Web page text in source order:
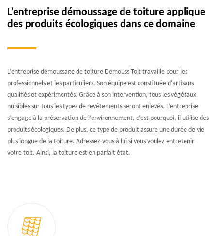
L’entreprise démoussage de toiture applique
des produits écologiques dans ce domaine
L’entreprise démoussage de toiture Demouss'Toit travaille pour les
professionnels et les particuliers. Son équipe est constituée d'artisans
qualifiés et expérimentés. Grâce à son intervention, tous les végétaux
nuisibles sur tous les types de revêtements seront enlevés. L’entreprise
s’engage à la préservation de l’environnement, c’est pourquoi, il utilise des
produits écologiques. De plus, ce type de produit assure une durée de vie
plus longue de la toiture. Adressez-vous à lui si vous voulez entretenir
votre toit. Ainsi, la toiture est en parfait état.